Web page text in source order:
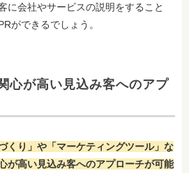
に会社やサービスの説明をすること
ができるでしょう。
心が高い見込み客へのアプ
づくり」や「マーケティングツール」な
が高い見込み客へのアプローチが可能